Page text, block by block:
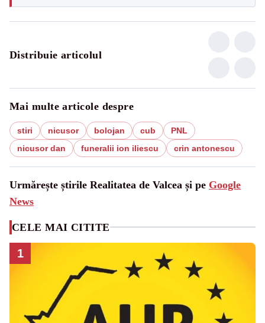
Distribuie articolul
Mai multe articole despre
stiri nicusor bolojan cub
PNL
nicusor dan
funeralii ion iliescu crin antonescu
Urmărește știrile Realitatea de Valcea și pe Google
News
CELE MAI CITITE
1